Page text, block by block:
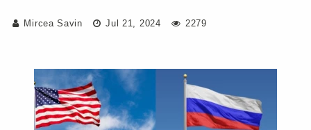
Mircea Savin Jul 21, 2024 2279